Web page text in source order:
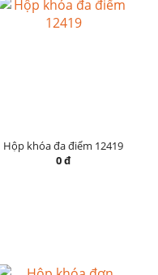
Hộp khóa đa điểm 12419
0 đ